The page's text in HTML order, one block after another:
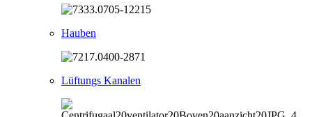
Hauben
Lüftungs Kanalen